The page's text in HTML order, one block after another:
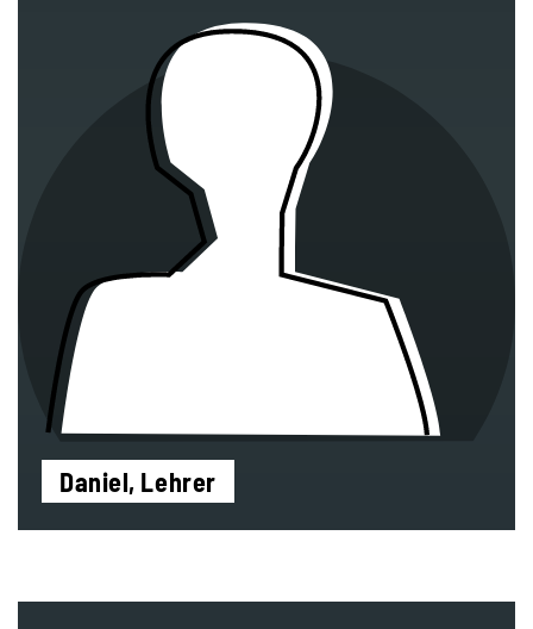
Daniel, Lehrer